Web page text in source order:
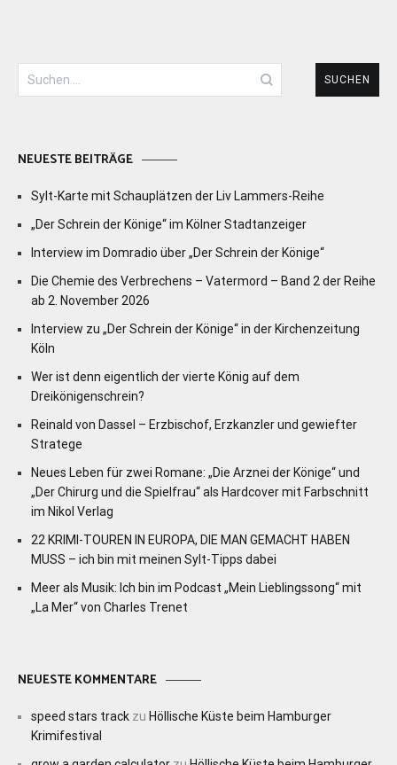
Suchen
nach:
NEUESTE BEITRÄGE
Sylt-Karte mit Schauplätzen der Liv Lammers-Reihe
„Der Schrein der Könige“ im Kölner Stadtanzeiger
Interview im Domradio über „Der Schrein der Könige“
Die Chemie des Verbrechens – Vatermord – Band 2 der Reihe
ab 2. November 2026
Interview zu „Der Schrein der Könige“ in der Kirchenzeitung
Köln
Wer ist denn eigentlich der vierte König auf dem
Dreikönigenschrein?
Reinald von Dassel – Erzbischof, Erzkanzler und gewiefter
Stratege
Neues Leben für zwei Romane: „Die Arznei der Könige“ und
„Der Chirurg und die Spielfrau“ als Hardcover mit Farbschnitt
im Nikol Verlag
22 KRIMI-TOUREN IN EUROPA, DIE MAN GEMACHT HABEN
MUSS – ich bin mit meinen Sylt-Tipps dabei
Meer als Musik: Ich bin im Podcast „Mein Lieblingssong“ mit
„La Mer“ von Charles Trenet
NEUESTE KOMMENTARE
speed stars track zu Höllische Küste beim Hamburger
Krimifestival